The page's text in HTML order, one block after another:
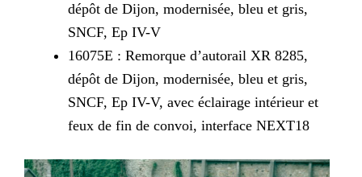
dépôt de Dijon, modernisée, bleu et gris,
SNCF, Ep IV-V
16075E : Remorque d’autorail XR 8285,
dépôt de Dijon, modernisée, bleu et gris,
SNCF, Ep IV-V, avec éclairage intérieur et
feux de fin de convoi, interface NEXT18